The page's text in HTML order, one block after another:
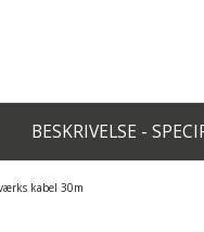
BESKRIVELSE -
kabel 30m